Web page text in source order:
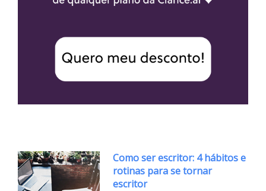
Como ser escritor: 4 hábitos e
rotinas para se tornar
escritor